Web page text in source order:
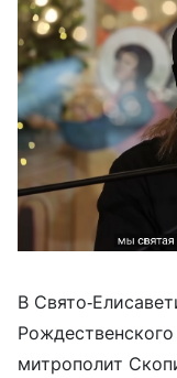
В Свято-
митрополит